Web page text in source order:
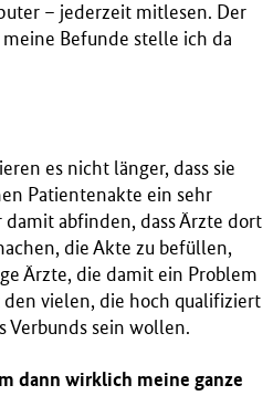
– jederzeit mitlesen. Der
Befunde stelle ich da
es nicht länger, dass sie
Patientenakte ein sehr
abfinden, dass Ärzte dort
die Akte zu befüllen,
Ärzte, die damit ein Problem
vielen, die hoch qualifiziert
Verbunds sein wollen.
dann wirklich meine ganze